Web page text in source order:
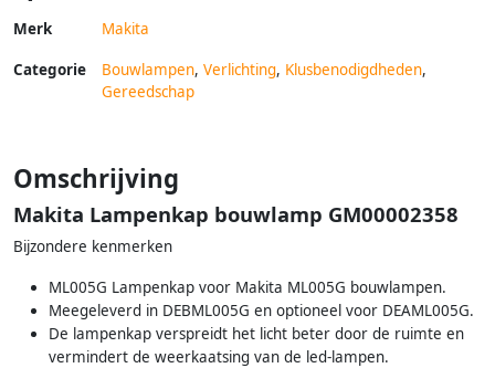
Merk Makita
Categorie Bouwlampen, Verlichting, Klusbenodigdheden,
Gereedschap
Omschrijving
Makita Lampenkap bouwlamp GM00002358
Bijzondere kenmerken
ML005G Lampenkap voor Makita ML005G bouwlampen.
Meegeleverd in DEBML005G en optioneel voor DEAML005G.
De lampenkap verspreidt het licht beter door de ruimte en
vermindert de weerkaatsing van de led-lampen.